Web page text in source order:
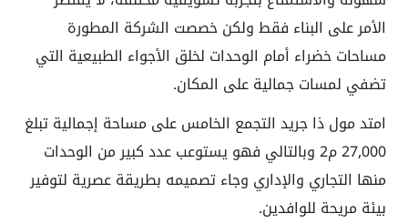
الأمر على البناء فقط ولكن خصصت الشركة المطورة
مساحات خضراء أمام الوحدات لخلق الأجواء الطبيعية التي
تضفي لمسات جمالية على المكان.
امتد مول ذا جريد التجمع الخامس على مساحة إجمالية تبلغ
27,000 م2 وبالتالي فهو يستوعب عدد كبير من الوحدات
منها التجاري والإداري وجاء تصميمه بطريقة عصرية لتوفير
بيئة مريحة للوافدين.